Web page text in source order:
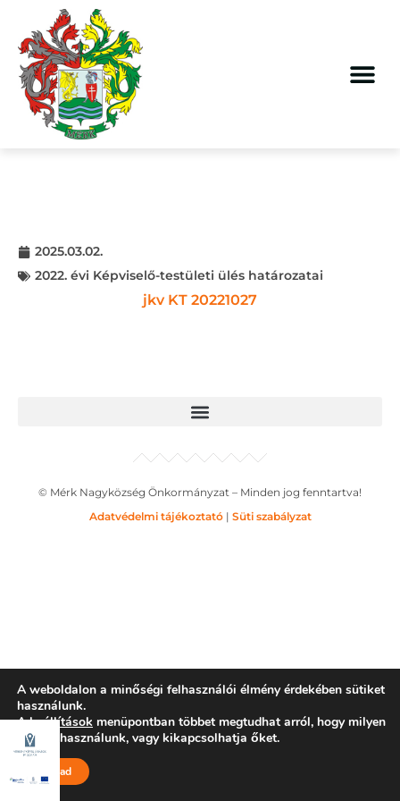
2025.03.02.
2022. évi Képviselő-testületi ülés határozatai
jkv KT 20221027
© Mérk Nagyközség Önkormányzat – Minden jog fenntartva!
Adatvédelmi tájékoztató| Süti szabályzat
A weboldalon a minőségi felhasználói élmény érdekében sütiket
használunk.
Abeállítások menüpontban többet megtudhat arról, hogy milyen
sütiket használunk, vagy kikapcsolhatja őket.
Elfogad